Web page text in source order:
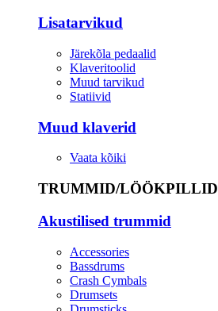
Lisatarvikud
Järekõla pedaalid
Klaveritoolid
Muud tarvikud
Statiivid
Muud klaverid
Vaata kõiki
TRUMMID/LÖÖKPILLID
Akustilised trummid
Accessories
Bassdrums
Crash Cymbals
Drumsets